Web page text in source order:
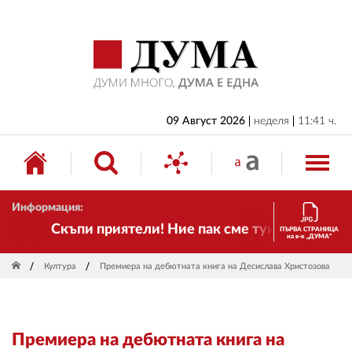
09 Август 2026 неделя 11:41 ч.
Информация:
Скъпи приятели! Ние пак сме тук! Времето се
ПЪРВА СТРАНИЦА
на в-к „ДУМА“
Култура Премиера на дебютната книга на Десислава Христозова
Премиера на дебютната книга на
БЪЛГАРИЯ
ИКОНОМИКА
ИЗБОРИ
СВЯТ
ДРУГИ